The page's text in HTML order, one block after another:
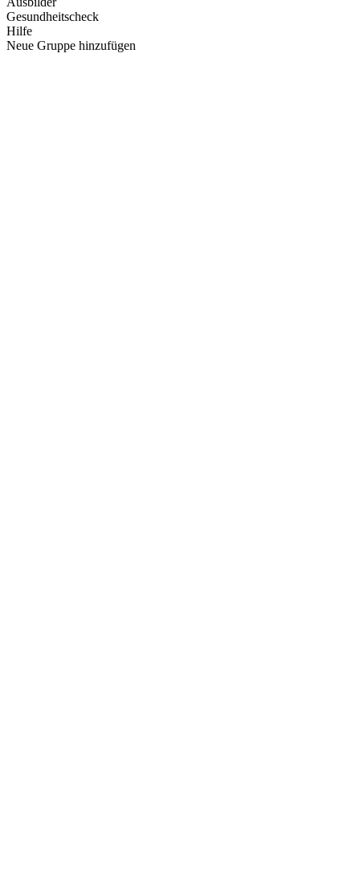
Gesundheitscheck
Hilfe
Neue Gruppe hinzufügen